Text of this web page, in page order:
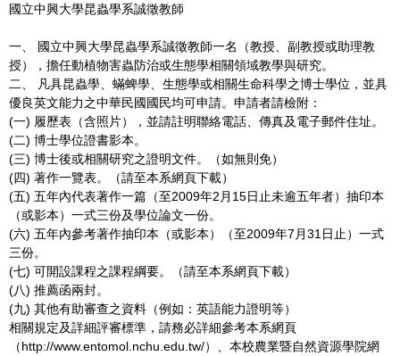
國立中興大學昆蟲學系誠徵教師
一、 國立中興大學昆蟲學系誠徵教師一名（教授、副教授或助理教
授），擔任動植物害蟲防治或生態學相關領域教學與研究。
二、 凡具昆蟲學、蟎蜱學、生態學或相關生命科學之博士學位，並具
優良英文能力之中華民國國民均可申請。申請者請檢附：
(一) 履歷表（含照片），並請註明聯絡電話、傳真及電子郵件住址。
(二) 博士學位證書影本。
(三) 博士後或相關研究之證明文件。（如無則免）
(四) 著作一覽表。（請至本系網頁下載）
(五) 五年內代表著作一篇（至2009年2月15日止未逾五年者）抽印本
（或影本）一式三份及學位論文一份。
(六) 五年內參考著作抽印本（或影本）（至2009年7月31日止）一式
三份。
(七) 可開設課程之課程綱要。（請至本系網頁下載）
(八) 推薦函兩封。
(九) 其他有助審查之資料（例如：英語能力證明等）
相關規定及詳細評審標準，請務必詳細參考本系網頁
（http://www.entomol.nchu.edu.tw/）、本校農業暨自然資源學院網